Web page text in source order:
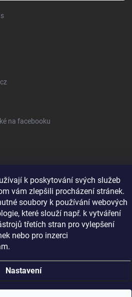
k poskytování svých služeb
vám zlepšili procházení stránek.
soubory k používání webových
které slouží např. k vytváření
třetích stran pro vylepšení
nebo pro inzerci
Nastavení
na facebooku
channel/
. Všechna práva vyhrazena.Upravit
cookies